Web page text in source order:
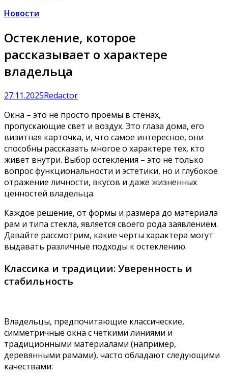
Новости
Остекление, которое
рассказывает о характере
владельца
27.11.2025Redactor
Окна – это не просто проемы в стенах,
пропускающие свет и воздух. Это глаза дома, его
визитная карточка, и, что самое интересное, они
способны рассказать многое о характере тех, кто
живет внутри. Выбор остекления – это не только
вопрос функциональности и эстетики, но и глубокое
отражение личности, вкусов и даже жизненных
ценностей владельца.
Каждое решение, от формы и размера до материала
рам и типа стекла, является своего рода заявлением.
Давайте рассмотрим, какие черты характера могут
выдавать различные подходы к остеклению.
Классика и традиции: Уверенность и
стабильность
Владельцы, предпочитающие классические,
симметричные окна с четкими линиями и
традиционными материалами (например,
деревянными рамами), часто обладают следующими
качествами: